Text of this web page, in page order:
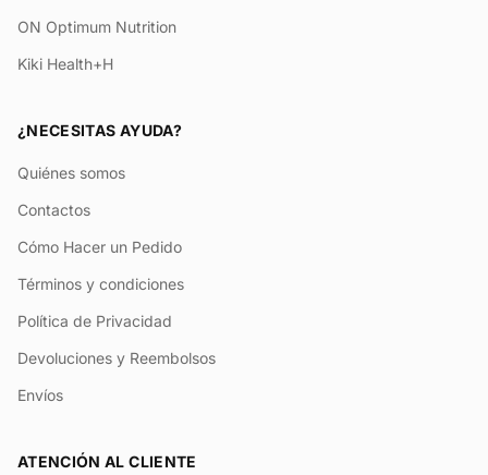
ON Optimum Nutrition
Kiki Health+H
¿NECESITAS AYUDA?
Quiénes somos
Contactos
Cómo Hacer un Pedido
Términos y condiciones
Política de Privacidad
Devoluciones y Reembolsos
Envíos
ATENCIÓN AL CLIENTE